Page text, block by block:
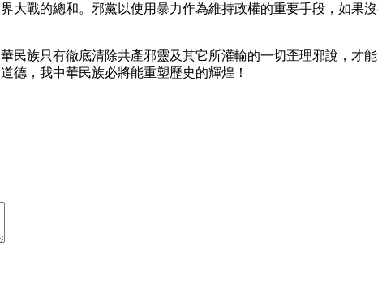
大戰的總和。邪黨以使用暴力作為維持政權的重要手段，如果
族只有徹底清除共產邪靈及其它所灌輸的一切歪理邪說，才
德，我中華民族必將能重塑歷史的輝煌！